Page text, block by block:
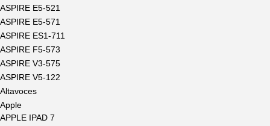
ASPIRE E5-521
ASPIRE E5-571
ASPIRE ES1-711
ASPIRE F5-573
ASPIRE V3-575
ASPIRE V5-122
Altavoces
Apple
APPLE IPAD 7